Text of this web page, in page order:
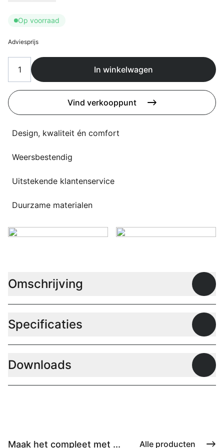
Flagship stores
Contact
3D modellen
Support
Nieuws
Taalkeuze
Op voorraad
Adviesprijs
In winkelwagen
Vind verkooppunt
Design, kwaliteit én comfort
Weersbestendig
Uitstekende klantenservice
Duurzame materialen
Omschrijving
Specificaties
Downloads
Maak het compleet met ... Alle producten